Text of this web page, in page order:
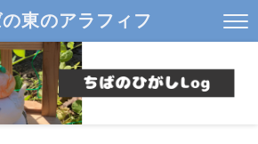
東のアラフィフ